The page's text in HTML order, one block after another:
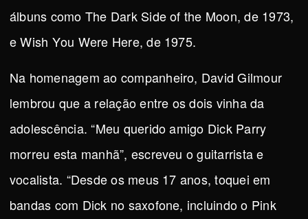
álbuns como The Dark Side of the Moon, de 1973,
e Wish You Were Here, de 1975.
Na homenagem ao companheiro, David Gilmour
lembrou que a relação entre os dois vinha da
adolescência. “Meu querido amigo Dick Parry
morreu esta manhã”, escreveu o guitarrista e
vocalista. “Desde os meus 17 anos, toquei em
bandas com Dick no saxofone, incluindo o Pink